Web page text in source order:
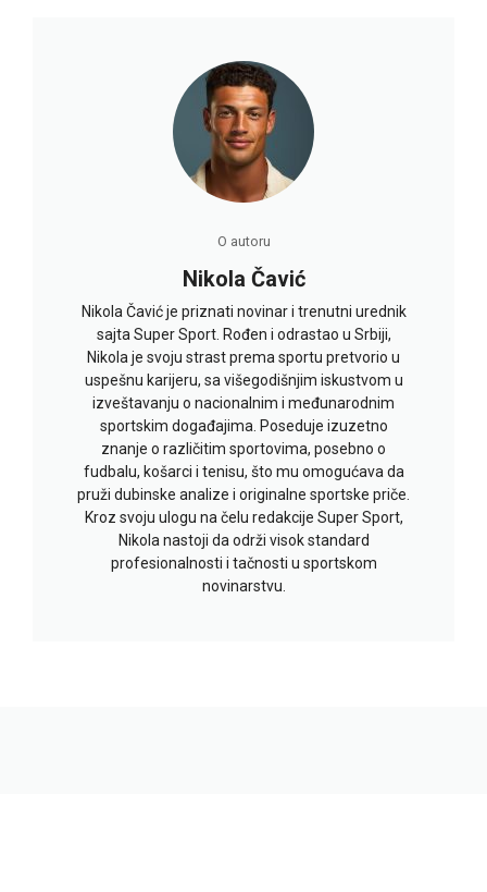
O autoru
Nikola Čavić
Nikola Čavić je priznati novinar i trenutni urednik
sajta Super Sport. Rođen i odrastao u Srbiji,
Nikola je svoju strast prema sportu pretvorio u
uspešnu karijeru, sa višegodišnjim iskustvom u
izveštavanju o nacionalnim i međunarodnim
sportskim događajima. Poseduje izuzetno
znanje o različitim sportovima, posebno o
fudbalu, košarci i tenisu, što mu omogućava da
pruži dubinske analize i originalne sportske priče.
Kroz svoju ulogu na čelu redakcije Super Sport,
Nikola nastoji da održi visok standard
profesionalnosti i tačnosti u sportskom
novinarstvu.